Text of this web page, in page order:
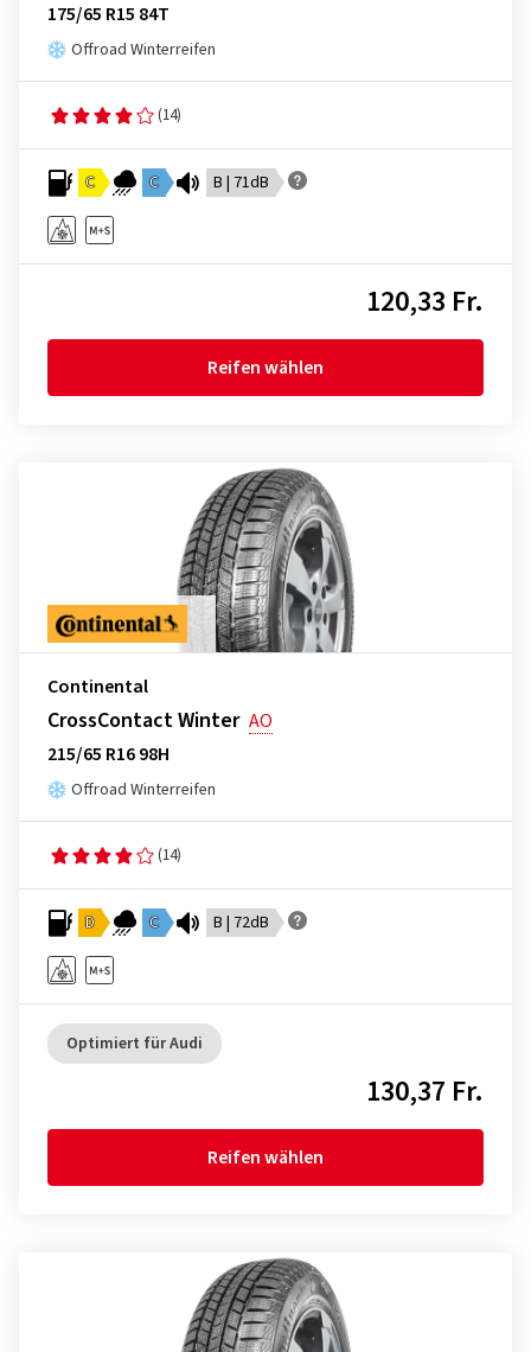
175/65 R15 84T
Offroad Winterreifen
(14)
C C B | 71dB
120,33 Fr.
Reifen wählen
Continental
CrossContact Winter AO
215/65 R16 98H
Offroad Winterreifen
(14)
D C B | 72dB
Optimiert für Audi
130,37 Fr.
Reifen wählen